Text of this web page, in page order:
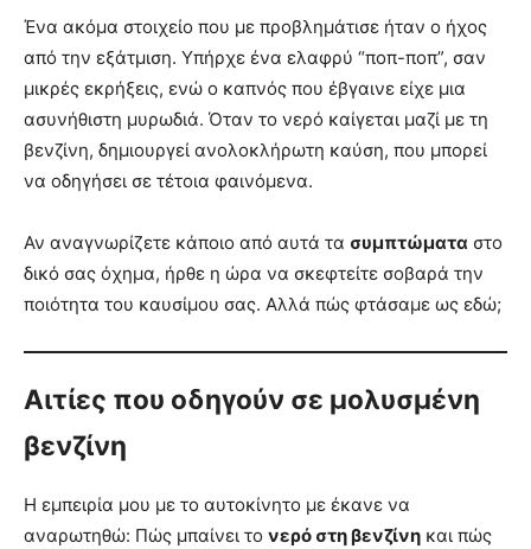
Ένα ακόμα στοιχείο που με προβλημάτισε ήταν ο ήχος
από την εξάτμιση. Υπήρχε ένα ελαφρύ “ποπ-ποπ”, σαν
μικρές εκρήξεις, ενώ ο καπνός που έβγαινε είχε μια
ασυνήθιστη μυρωδιά. Όταν το νερό καίγεται μαζί με τη
βενζίνη, δημιουργεί ανολοκλήρωτη καύση, που μπορεί
να οδηγήσει σε τέτοια φαινόμενα.
Αν αναγνωρίζετε κάποιο από αυτά τα συμπτώματα στο
δικό σας όχημα, ήρθε η ώρα να σκεφτείτε σοβαρά την
ποιότητα του καυσίμου σας. Αλλά πώς φτάσαμε ως εδώ;
Αιτίες που οδηγούν σε μολυσμένη
βενζίνη
Η εμπειρία μου με το αυτοκίνητο με έκανε να
αναρωτηθώ: Πώς μπαίνει το νερό στη βενζίνη και πώς